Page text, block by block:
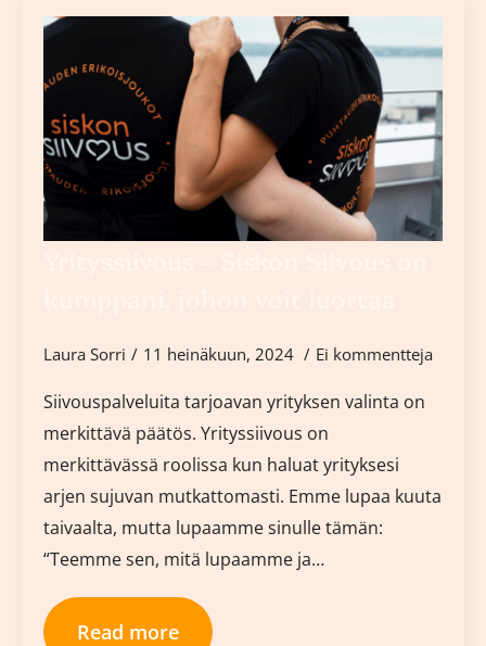
Laura Sorri 11 heinäkuun, 2024 Ei kommentteja
Siivouspalveluita tarjoavan yrityksen valinta on
merkittävä päätös. Yrityssiivous on
merkittävässä roolissa kun haluat yrityksesi
arjen sujuvan mutkattomasti. Emme lupaa kuuta
taivaalta, mutta lupaamme sinulle tämän:
“Teemme sen, mitä lupaamme ja…
Read more